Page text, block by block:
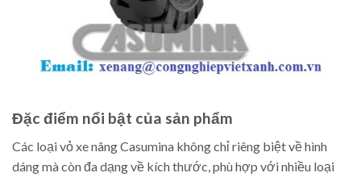
Đặc điểm nổi bật của sản phẩm
Các loại vỏ xe nâng Casumina không chỉ riêng biệt về hình
dáng mà còn đa dạng về kích thước, phù hợp với nhiều loại